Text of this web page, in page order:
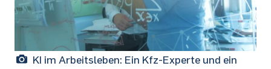
KI im Arbeitsleben: Ein Kfz-Experte und ein